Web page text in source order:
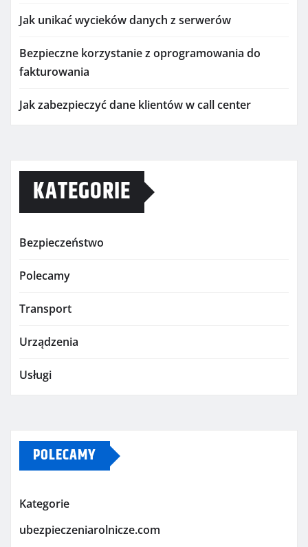
Jak unikać wycieków danych z serwerów
Bezpieczne korzystanie z oprogramowania do
fakturowania
Jak zabezpieczyć dane klientów w call center
KATEGORIE
Bezpieczeństwo
Polecamy
Transport
Urządzenia
Usługi
POLECAMY
Kategorie
ubezpieczeniarolnicze.com